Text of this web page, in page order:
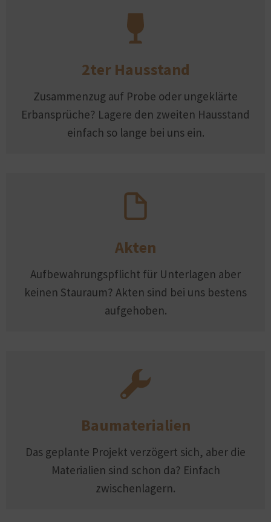
2ter Hausstand
Zusammenzug auf Probe oder ungeklärte
Erbansprüche? Lagere den zweiten Hausstand
einfach so lange bei uns ein.
Akten
Aufbewahrungspflicht für Unterlagen aber
keinen Stauraum? Akten sind bei uns bestens
aufgehoben.
Baumaterialien
Das geplante Projekt verzögert sich, aber die
Materialien sind schon da? Einfach
zwischenlagern.